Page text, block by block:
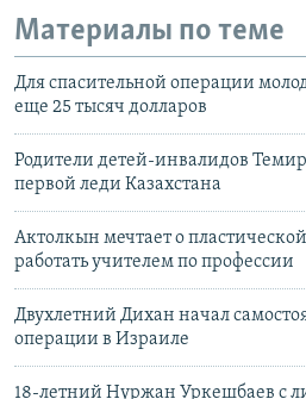
Материалы по теме
Для спасительной операции
еще 25 тысяч долларов
Родители детей-инвалидов
первой леди Казахстана
Актолкын мечтает о
работать учителем по профессии
Двухлетний Дихан начал
операции в Израиле
18-летний Нуржан Уркешбаев с